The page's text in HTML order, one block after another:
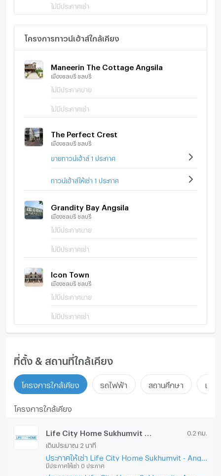
ไม่มีประกาศเช่า
โครงการทาวน์เฮ้าส์ใกล้เคียง
Maneerin The Cottage Angsila
เมืองชลบุรี ชลบุรี
ไม่มีประกาศขาย
ไม่มีประกาศเช่า
The Perfect Crest
เมืองชลบุรี ชลบุรี
ขายทาวน์เฮ้าส์ 1 ประกาศ
ทาวน์เฮ้าส์ให้เช่า 1 ประกาศ
Grandity Bay Angsila
เมืองชลบุรี ชลบุรี
ไม่มีประกาศขาย
ไม่มีประกาศเช่า
Icon Town
เมืองชลบุรี ชลบุรี
ไม่มีประกาศขาย
ไม่มีประกาศเช่า
ที่ตั้ง & สถานที่ใกล้เคียง
โครงการใกล้เคียง รถไฟฟ้า สถานศึกษา แหล่
โครงการใกล้เคียง
0.2 กม.
เดินประมาณ 2 นาที
มีประกาศให้เช่า 0 ประกาศ